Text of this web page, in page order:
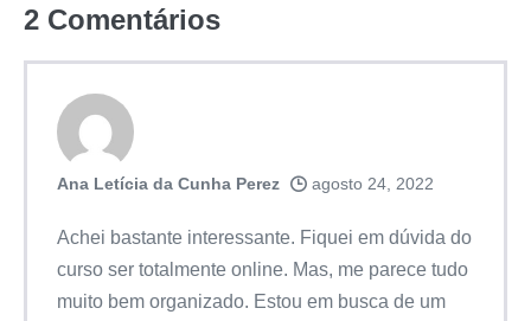
2 Comentários
Ana Letícia da Cunha Perez agosto 24, 2022
Achei bastante interessante. Fiquei em dúvida do
curso ser totalmente online. Mas, me parece tudo
muito bem organizado. Estou em busca de um